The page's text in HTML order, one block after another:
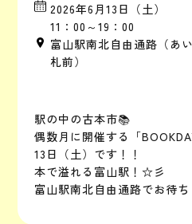
2026年6月13日（土）
11：00～19：00
富山駅南北自由通路（あ
札前）
駅の中の古本市📚
偶数月に開催する「
13日（土）です！！
本で溢れる富山駅！☆彡
富山駅南北自由通路でお待ち